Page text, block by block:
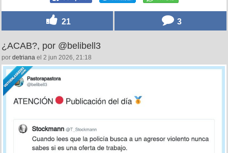
21 3
¿ACAB?, por @belibell3
por detriana el 2 jun 2026, 21:18